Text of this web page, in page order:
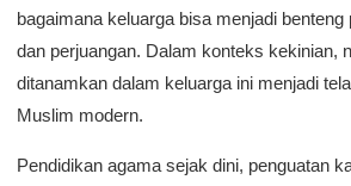
bagaimana keluarga bisa menjadi benteng
dan perjuangan. Dalam konteks kekinian,
ditanamkan dalam keluarga ini menjadi
Muslim modern.
Pendidikan agama sejak dini, penguatan